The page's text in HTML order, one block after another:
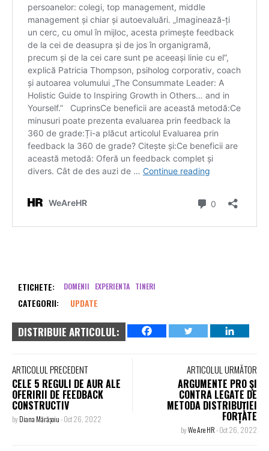
ETICHETE: DOMENII EXPERIENTA TINERI
CATEGORII: UPDATE
DISTRIBUIE ARTICOLUL:
ARTICOLUL PRECEDENT
CELE 5 REGULI DE AUR ALE
OFERIRII DE FEEDBACK
CONSTRUCTIV
byDiana Mărășoiu-Oct 26, 2022
ARTICOLUL URMĂTOR
ARGUMENTE PRO ŞI
CONTRA LEGATE DE
METODA DISTRIBUȚIEI
FORȚATE
byWe Are HR-Oct 26, 2022